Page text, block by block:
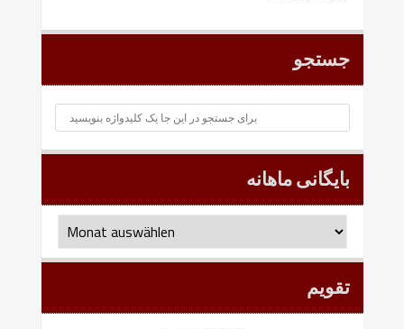
جستجو
بایگانی ماهانه
بایگانی
ماهانه
تقویم